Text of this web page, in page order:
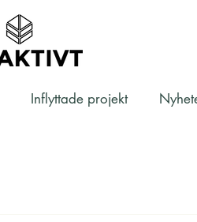
Inflyttade projekt